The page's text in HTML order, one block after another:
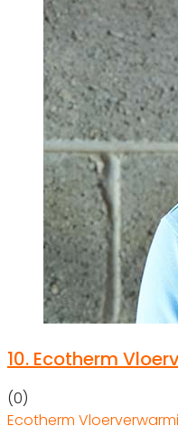
10. Ecotherm
(0)
Ecotherm